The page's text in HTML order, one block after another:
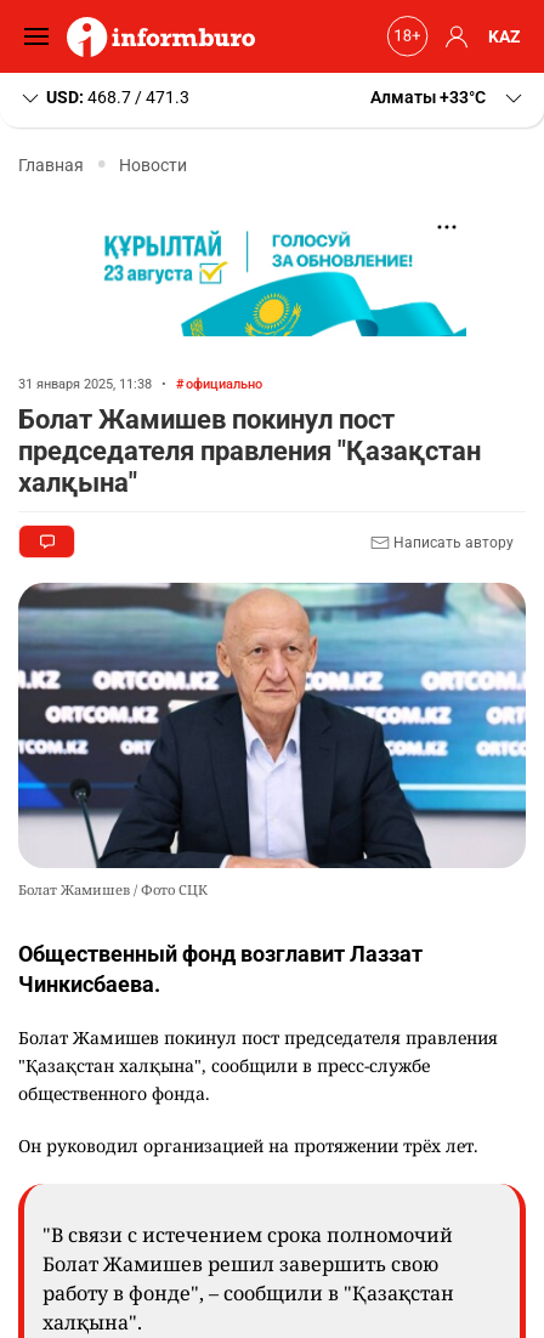
KAZ
USD: 468.7 / 471.3 Алматы+33 C
Главная Новости
31 января 2025, 11:38 • официально
Болат Жамишев покинул пост
председателя правления "Қазақстан
халқына"
Написать автору
Болат Жамишев / Фото СЦК
Общественный фонд возглавит Лаззат
Чинкисбаева.
Болат Жамишев покинул пост председателя правления
"Қазақстан халқына", сообщили в пресс-службе
общественного фонда.
Он руководил организацией на протяжении трёх лет.
"В связи с истечением срока полномочий
Болат Жамишев решил завершить свою
работу в фонде", – сообщили в "Қазақстан
халқына".